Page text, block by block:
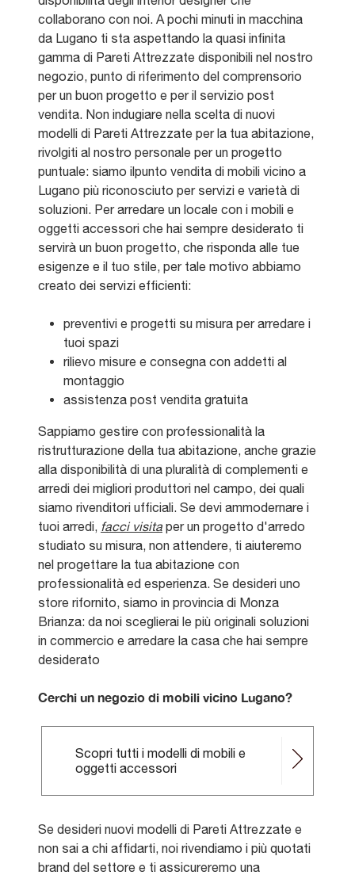
collaborano con noi. A pochi minuti in macchina
da Lugano ti sta aspettando la quasi infinita
gamma di Pareti Attrezzate disponibili nel nostro
negozio, punto di riferimento del comprensorio
per un buon progetto e per il servizio post
vendita. Non indugiare nella scelta di nuovi
modelli di Pareti Attrezzate per la tua abitazione,
rivolgiti al nostro personale per un progetto
puntuale: siamo ilpunto vendita di mobili vicino a
Lugano più riconosciuto per servizi e varietà di
soluzioni. Per arredare un locale con i mobili e
oggetti accessori che hai sempre desiderato ti
servirà un buon progetto, che risponda alle tue
esigenze e il tuo stile, per tale motivo abbiamo
creato dei servizi efficienti:
preventivi e progetti su misura per arredare i
tuoi spazi
rilievo misure e consegna con addetti al
montaggio
assistenza post vendita gratuita
Sappiamo gestire con professionalità la
ristrutturazione della tua abitazione, anche grazie
alla disponibilità di una pluralità di complementi e
arredi dei migliori produttori nel campo, dei quali
siamo rivenditori ufficiali. Se devi ammodernare i
tuoi arredi, facci visita per un progetto d'arredo
studiato su misura, non attendere, ti aiuteremo
nel progettare la tua abitazione con
professionalità ed esperienza. Se desideri uno
store rifornito, siamo in provincia di Monza
Brianza: da noi sceglierai le più originali soluzioni
in commercio e arredare la casa che hai sempre
desiderato
Cerchi un negozio di mobili vicino Lugano?
Scopri tutti i modelli di mobili e
oggetti accessori
Se desideri nuovi modelli di Pareti Attrezzate e
non sai a chi affidarti, noi rivendiamo i più quotati
brand del settore e ti assicureremo una